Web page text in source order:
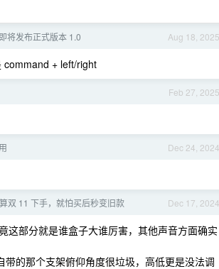
Aug 18, 2025
将发布正式版本 1.0
command + left/right
Feb 27, 2025
Dec 24, 2024
Dec 17, 2024
双 11 下手，就怕买后秒变旧款
这部分就是谁盒子大谁厉害，其他声音方面确实
的那个支架俯仰角度很垃圾，高低更是没法调